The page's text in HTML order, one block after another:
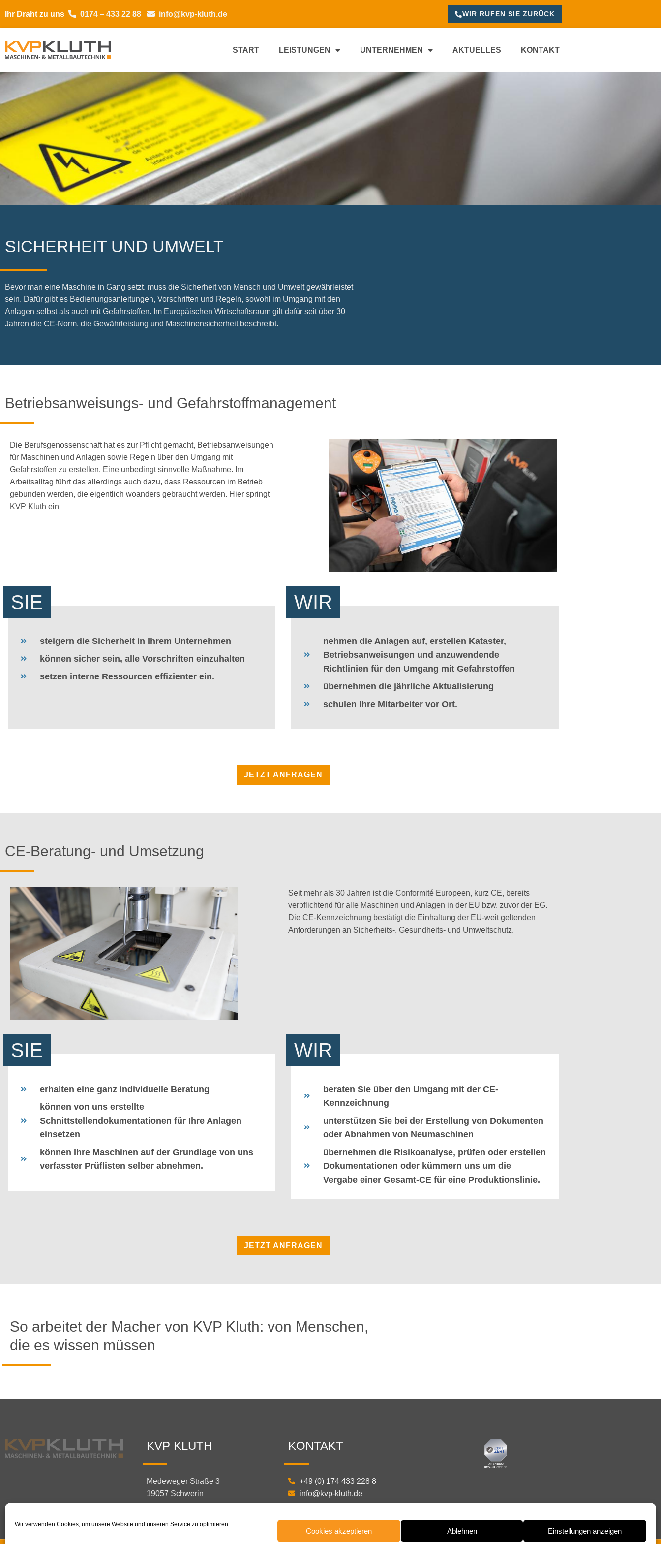
Wir verwenden Cookies, um unsere Website und unseren Service zu optimieren.
Cookies akzeptieren Ablehnen Einstellungen anzeigen
Ihr Draht zu uns 0174 – 433 22 88 info@kvp-kluth.de WIR RUFEN SIE ZURÜCK
START LEISTUNGEN UNTERNEHMEN AKTUELLES KONTAKT
SICHERHEIT UND UMWELT
Bevor man eine Maschine in Gang setzt, muss die Sicherheit von Mensch und Umwelt gewährleistet
sein. Dafür gibt es Bedienungsanleitungen, Vorschriften und Regeln, sowohl im Umgang mit den
Anlagen selbst als auch mit Gefahrstoffen. Im Europäischen Wirtschaftsraum gilt dafür seit über 30
Jahren die CE-Norm, die Gewährleistung und Maschinensicherheit beschreibt.
Betriebsanweisungs- und Gefahrstoffmanagement
Die Berufsgenossenschaft hat es zur Pflicht gemacht, Betriebsanweisungen
für Maschinen und Anlagen sowie Regeln über den Umgang mit
Gefahrstoffen zu erstellen. Eine unbedingt sinnvolle Maßnahme. Im
Arbeitsalltag führt das allerdings auch dazu, dass Ressourcen im Betrieb
gebunden werden, die eigentlich woanders gebraucht werden. Hier springt
KVP Kluth ein.
SIE
steigern die Sicherheit in Ihrem Unternehmen
können sicher sein, alle Vorschriften einzuhalten
setzen interne Ressourcen effizienter ein.
WIR
nehmen die Anlagen auf, erstellen Kataster,
Betriebsanweisungen und anzuwendende
Richtlinien für den Umgang mit Gefahrstoffen
übernehmen die jährliche Aktualisierung
schulen Ihre Mitarbeiter vor Ort.
JETZT ANFRAGEN
CE-Beratung- und Umsetzung
Seit mehr als 30 Jahren ist die Conformité Europeen, kurz CE, bereits
verpflichtend für alle Maschinen und Anlagen in der EU bzw. zuvor der EG.
Die CE-Kennzeichnung bestätigt die Einhaltung der EU-weit geltenden
Anforderungen an Sicherheits-, Gesundheits- und Umweltschutz.
SIE
erhalten eine ganz individuelle Beratung
können von uns erstellte
Schnittstellendokumentationen für Ihre Anlagen
einsetzen
können Ihre Maschinen auf der Grundlage von uns
verfasster Prüflisten selber abnehmen.
WIR
beraten Sie über den Umgang mit der CE-
Kennzeichnung
unterstützen Sie bei der Erstellung von Dokumenten
oder Abnahmen von Neumaschinen
übernehmen die Risikoanalyse, prüfen oder erstellen
Dokumentationen oder kümmern uns um die
Vergabe einer Gesamt-CE für eine Produktionslinie.
JETZT ANFRAGEN
So arbeitet der Macher von KVP Kluth: von Menschen,
die es wissen müssen
KVP KLUTH
Medeweger Straße 3
19057 Schwerin
KONTAKT
+49 (0) 174 433 228 8
info@kvp-kluth.de